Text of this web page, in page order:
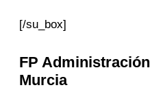
[/su_box]
FP Administración
Murcia